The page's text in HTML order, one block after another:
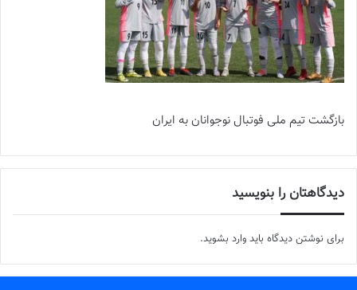
بازگشت تیم ملی فوتبال نوجوانان به ایران
دیدگاهتان را بنویسید
برای نوشتن دیدگاه باید وارد بشوید.